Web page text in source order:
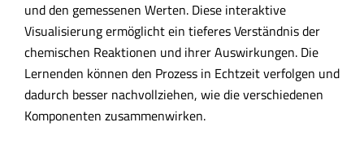
und den gemessenen Werten. Diese interaktive
Visualisierung ermöglicht ein tieferes Verständnis der
chemischen Reaktionen und ihrer Auswirkungen. Die
Lernenden können den Prozess in Echtzeit verfolgen und
dadurch besser nachvollziehen, wie die verschiedenen
Komponenten zusammenwirken.